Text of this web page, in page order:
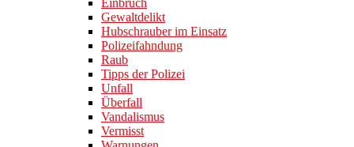
Gewaltdelikt
Hubschrauber im Einsatz
Polizeifahndung
Raub
Tipps der Polizei
Unfall
Überfall
Vandalismus
Vermisst